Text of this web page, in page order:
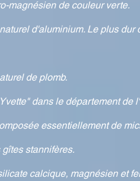
magnésien de couleur verte.
d'aluminium. Le plus
de plomb.
dans le département
essentiellement de
stannifères.
calcique, magnésien et